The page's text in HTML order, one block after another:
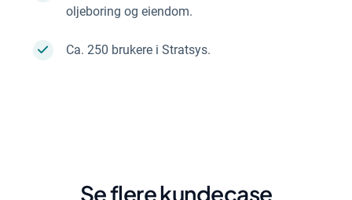
oljeboring og eiendom.
Ca. 250 brukere i Stratsys.
Se flere kundecase